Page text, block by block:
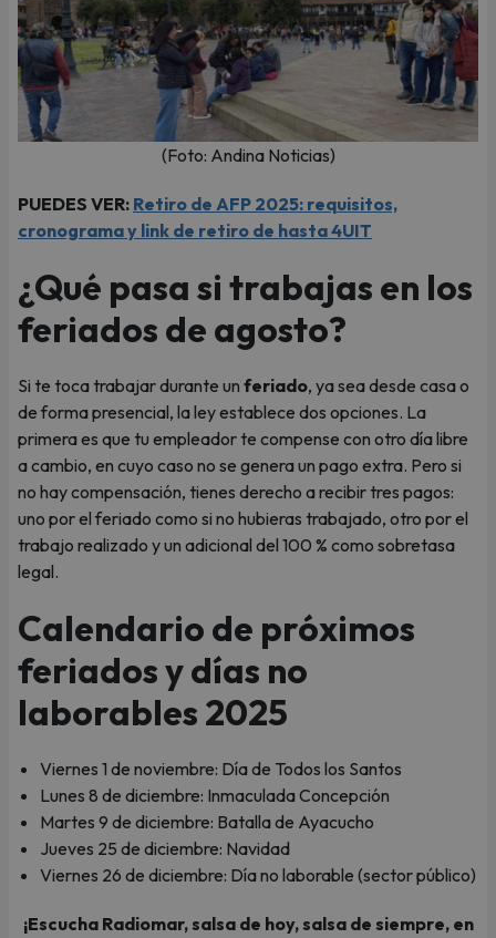
(Foto: Andina Noticias)
PUEDES VER: Retiro de AFP 2025: requisitos,
cronograma y link de retiro de hasta 4UIT
¿Qué pasa si trabajas en los
feriados de agosto?
Si te toca trabajar durante un feriado, ya sea desde casa o
de forma presencial, la ley establece dos opciones. La
primera es que tu empleador te compense con otro día libre
a cambio, en cuyo caso no se genera un pago extra. Pero si
no hay compensación, tienes derecho a recibir tres pagos:
uno por el feriado como si no hubieras trabajado, otro por el
trabajo realizado y un adicional del 100 % como sobretasa
legal.
Calendario de próximos
feriados y días no
laborables 2025
Viernes 1 de noviembre: Día de Todos los Santos
Lunes 8 de diciembre: Inmaculada Concepción
Martes 9 de diciembre: Batalla de Ayacucho
Jueves 25 de diciembre: Navidad
Viernes 26 de diciembre: Día no laborable (sector público)
¡Escucha Radiomar, salsa de hoy, salsa de siempre, en